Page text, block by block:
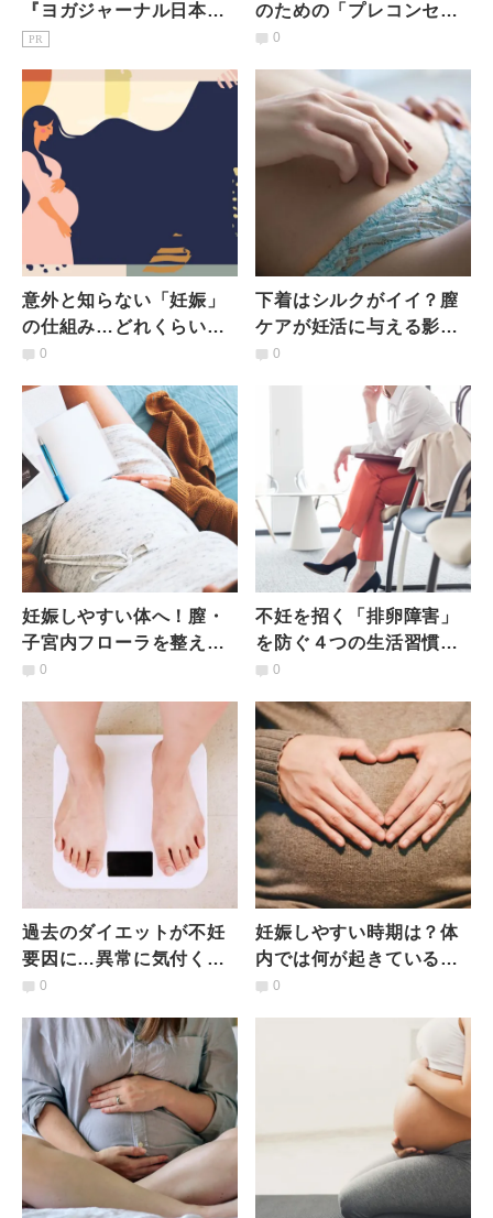
『ヨガジャーナル日本
版』予約購読のご案内
PR
のための「プレコンセプ
ション・ケア」を知って
実】
0
意外と知らない「妊娠」
の仕組み…どれくらいの
カップルが不妊なの？
0
下着はシルクがイイ？膣
ケアが妊活に与える影響
｜産婦人科医に聞くホル
0
妊娠しやすい体へ！膣・
子宮内フローラを整える
食べ方｜産婦人科医に聞
0
不妊を招く「排卵障害」
を防ぐ４つの生活習慣｜
産婦人科医に聞くホルモ
0
過去のダイエットが不妊
要因に…異常に気付く８
つのサイン｜産婦人科医
0
妊娠しやすい時期は？体
内では何が起きている？
産婦人科医に聞くホルモ
0